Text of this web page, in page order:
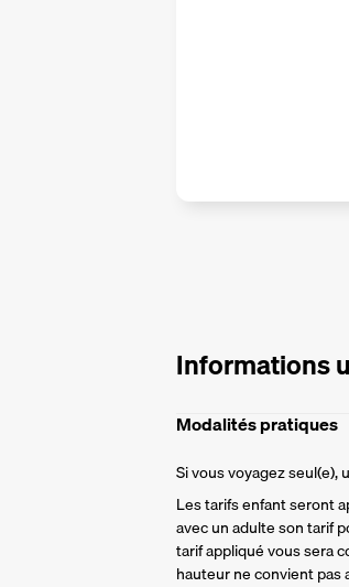
Informations
Modalités pratiques
Si vous voyagez
Les tarifs enfant seront
avec un adulte son tarif
tarif appliqué vous sera
hauteur ne convient pas